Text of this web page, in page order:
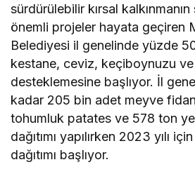
sürdürülebilir kırsal
önemli projeler hayata geçiren
Belediyesi il genelinde yüzde
kestane, ceviz, keçiboynuzu ve
desteklemesine başlıyor. İl
kadar 205 bin adet meyve
tohumluk patates ve 578 ton
dağıtımı yapılırken 2023 yılı
dağıtımı başlıyor.